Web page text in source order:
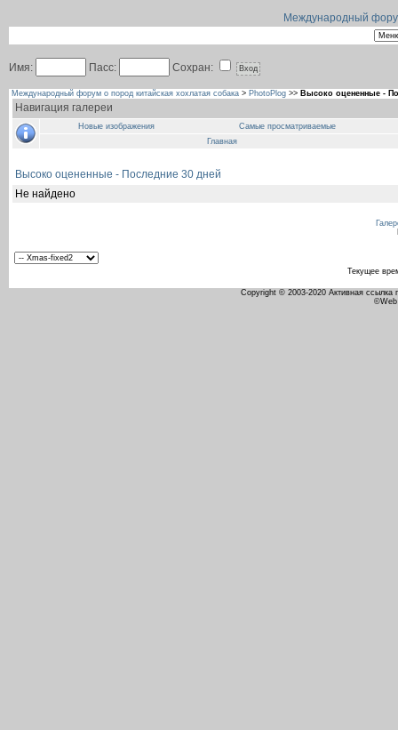
Международный
Имя: Пасс: Сохран:
Международный форум о пород китайская хохлатая собака > PhotoPlog >> Высоко оцененные -
Навигация галереи
Новые изображения
Самые просматриваемые
Главная
Высоко оцененные - Последние 30 дней
Не найдено
Текущее
Copyright © 2003-2020 Активная ссылка